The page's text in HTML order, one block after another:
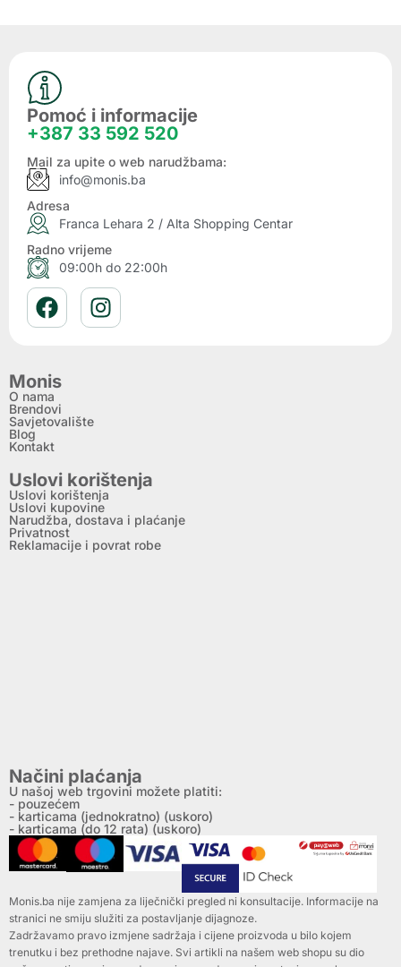
Pomoć i informacije
+387 33 592 520
Mail za upite o web narudžbama:
info@monis.ba
Adresa
Franca Lehara 2 / Alta Shopping Centar
Radno vrijeme
09:00h do 22:00h
Monis
O nama
Brendovi
Savjetovalište
Blog
Kontakt
Uslovi korištenja
Uslovi korištenja
Uslovi kupovine
Narudžba, dostava i plaćanje
Privatnost
Reklamacije i povrat robe
Načini plaćanja
U našoj web trgovini možete platiti:
- pouzećem
- karticama (jednokratno) (uskoro)
- karticama (do 12 rata) (uskoro)
Monis.ba nije zamjena za liječnički pregled ni konsultacije. Informacije na
stranici ne smiju služiti za postavljanje dijagnoze.
Zadržavamo pravo izmjene sadržaja i cijene proizvoda u bilo kojem
trenutku i bez prethodne najave. Svi artikli na našem web shopu su dio